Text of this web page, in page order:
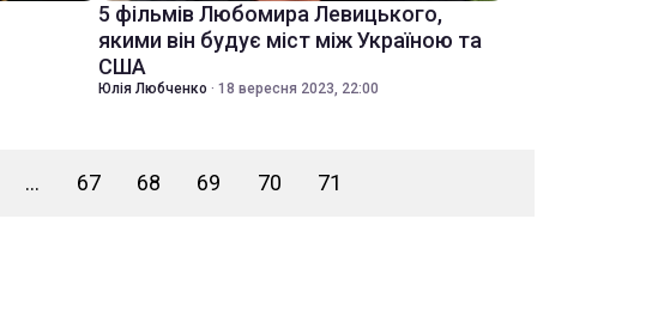
5 фільмів Любомира Левицького,
якими він будує міст між Україною та
США
Юлія Любченко · 18 вересня 2023, 22:00
... 67 68 69 70 71